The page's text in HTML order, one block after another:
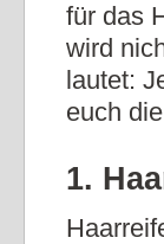
für das
wird
lautet:
euch
1.